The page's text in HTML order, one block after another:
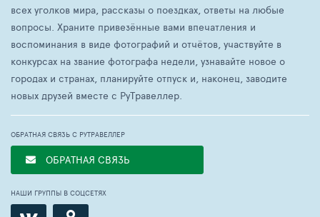
всех уголков мира, рассказы о поездках, ответы на любые
вопросы. Храните привезённые вами впечатления и
воспоминания в виде фотографий и отчётов, участвуйте в
конкурсах на звание фотографа недели, узнавайте новое о
городах и странах, планируйте отпуск и, наконец, заводите
новых друзей вместе с РуТравеллер.
ОБРАТНАЯ СВЯЗЬ С РУТРАВЕЛЛЕР
ОБРАТНАЯ СВЯЗЬ
НАШИ ГРУППЫ В СОЦСЕТЯХ